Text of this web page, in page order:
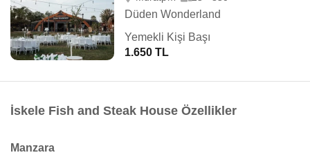
Düden Wonderland
Yemekli Kişi Başı
1.650 TL
İskele Fish and Steak House Özellikler
Manzara